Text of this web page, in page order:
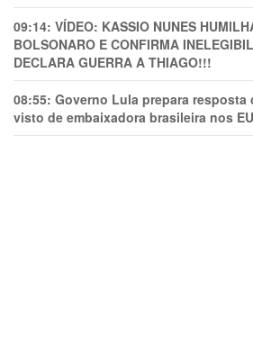
09:14: VÍDEO: KASSIO NUNES
BOLSONARO E CONFIRMA
DECLARA GUERRA A THIAGO!!!
08:55: Governo Lula prepara resposta
visto de embaixadora brasileira nos